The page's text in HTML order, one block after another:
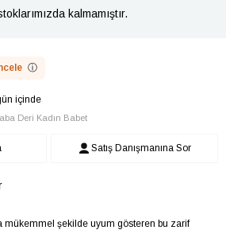
kalmamıştır.
ⓘ
içinde
Deri Kadın Babet
Satış Danışmanına Sor
mükemmel şekilde uyum gösteren bu zarif